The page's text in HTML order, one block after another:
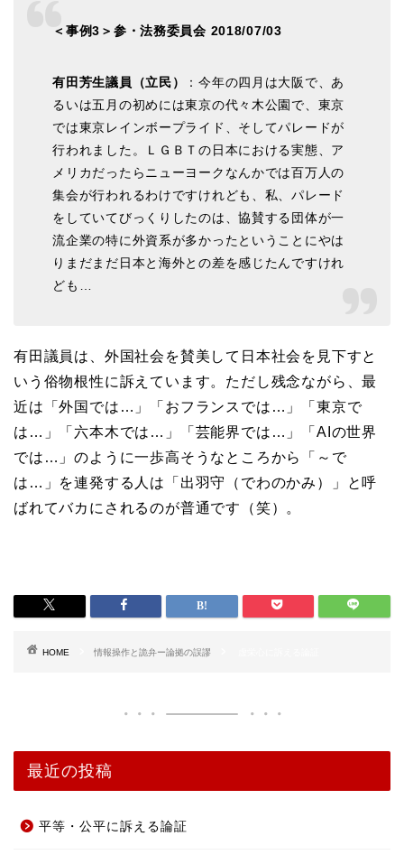
＜事例3＞参・法務委員会 2018/07/03
有田芳生議員（立民）
：今年の四月は大阪で、あ
るいは五月の初めには東京の代々木公園で、東京
では東京レインボープライド、そしてパレードが
行われました。ＬＧＢＴの日本における実態、ア
メリカだったらニューヨークなんかでは百万人の
集会が行われるわけですけれども、私、パレード
をしていてびっくりしたのは、協賛する団体が一
流企業の特に外資系が多かったということにやは
りまだまだ日本と海外との差を感じたんですけれ
ども…
有田議員は、外国社会を賛美して日本社会を見下すと
いう俗物根性に訴えています。ただし残念ながら、最
近は「外国では…」「おフランスでは…」「東京で
は…」「六本木では…」「芸能界では…」「AIの世界
では…」のように一歩高そうなところから「～で
は…」を連発する人は「出羽守（でわのかみ）」と呼
ばれてバカにされるのが普通です（笑）。
HOME 情報操作と詭弁ー論拠の誤謬
最近の投稿
平等・公平に訴える論証